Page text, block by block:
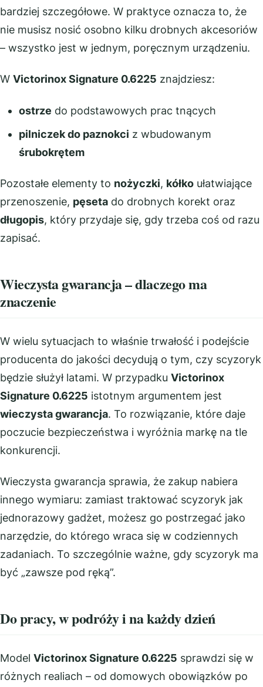
bardziej szczegółowe. W praktyce oznacza to, że
nie musisz nosić osobno kilku drobnych akcesoriów
– wszystko jest w jednym, poręcznym urządzeniu.
W Victorinox Signature 0.6225 znajdziesz:
ostrze do podstawowych prac tnących
pilniczek do paznokci z wbudowanym
śrubokrętem
Pozostałe elementy to nożyczki, kółko ułatwiające
przenoszenie, pęseta do drobnych korekt oraz
długopis, który przydaje się, gdy trzeba coś od razu
zapisać.
Wieczysta gwarancja – dlaczego ma
znaczenie
W wielu sytuacjach to właśnie trwałość i podejście
producenta do jakości decydują o tym, czy scyzoryk
będzie służył latami. W przypadku Victorinox
Signature 0.6225 istotnym argumentem jest
wieczysta gwarancja. To rozwiązanie, które daje
poczucie bezpieczeństwa i wyróżnia markę na tle
konkurencji.
Wieczysta gwarancja sprawia, że zakup nabiera
innego wymiaru: zamiast traktować scyzoryk jak
jednorazowy gadżet, możesz go postrzegać jako
narzędzie, do którego wraca się w codziennych
zadaniach. To szczególnie ważne, gdy scyzoryk ma
być „zawsze pod ręką”.
Do pracy, w podróży i na każdy dzień
Model Victorinox Signature 0.6225 sprawdzi się w
różnych realiach – od domowych obowiązków po